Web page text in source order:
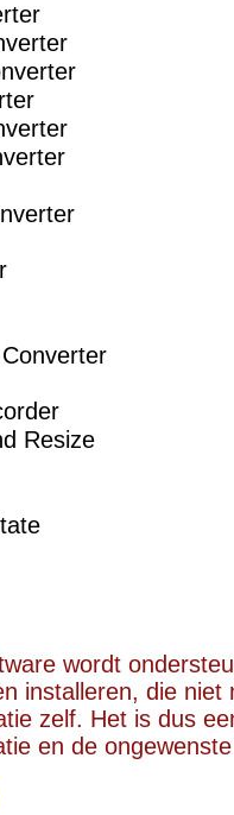
Resize
wordt
installeren, die niet
zelf. Het is dus
en de